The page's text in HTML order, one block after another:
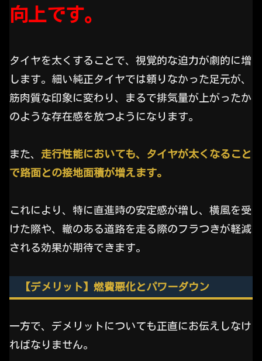
向上です。
タイヤを太くすることで、視覚的な迫力が劇的に増
します。細い純正タイヤでは頼りなかった足元が、
筋肉質な印象に変わり、まるで排気量が上がったか
のような存在感を放つようになります。
また、 走行性能においても、タイヤが太くなること
で路面との接地面積が増えます。
これにより、特に直進時の安定感が増し、横風を受
けた際や、轍のある道路を走る際のフラつきが軽減
される効果が期待できます。
【デメリット】燃費悪化とパワーダウン
一方で、デメリットについても正直にお伝えしなけ
ればなりません。